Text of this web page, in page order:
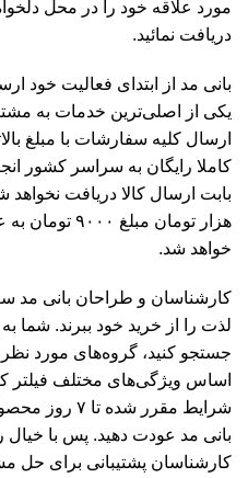
مورد علاقه خود را در محل
دریافت نمائید.
بانی مد از ابتدای فعالیت خود
یکی از اصلی‌ترین خدمات به
کاملا رایگان به سراسر کشور
هزار تومان
خواهد شد.
کارشناسان و طراحان بانی مد
لذت را از خرید خود ببرند. شما
جستجو کنید، گروه‌های مورد نظر
اساس ویژگی‌های مختلف فیلتر
شرایط مقرر
بانی مد عودت دهید. پس با خیال
کارشناسان پشتیبانی برای حل